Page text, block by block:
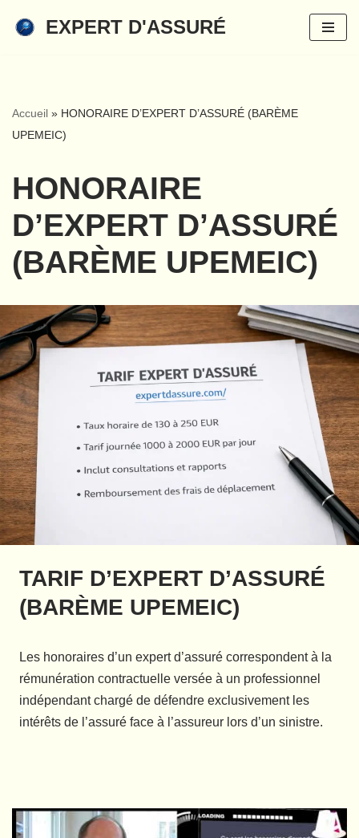
EXPERT D'ASSURÉ
Accueil » HONORAIRE D’EXPERT D’ASSURÉ (BARÈME
UPEMEIC)
HONORAIRE
D’EXPERT D’ASSURÉ
(BARÈME UPEMEIC)
TARIF D’EXPERT D’ASSURÉ
(BARÈME UPEMEIC)
Les honoraires d’un expert d’assuré correspondent à la
rémunération contractuelle versée à un professionnel
indépendant chargé de défendre exclusivement les
intérêts de l’assuré face à l’assureur lors d’un sinistre.